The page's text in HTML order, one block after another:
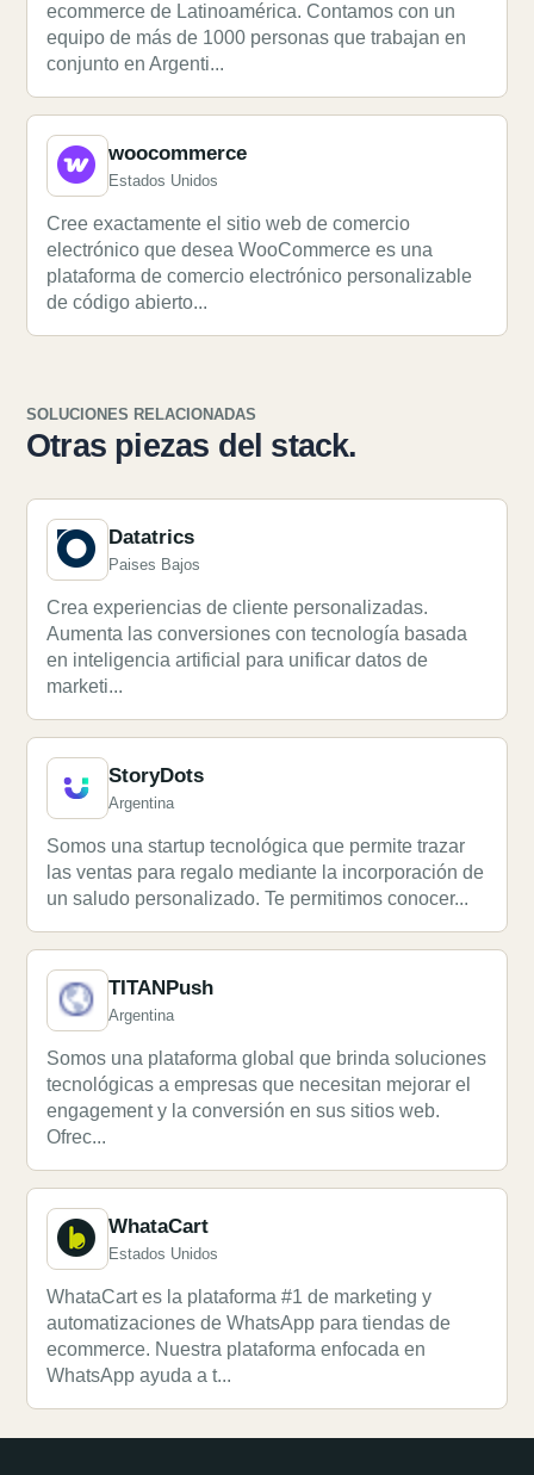
ecommerce de Latinoamérica. Contamos con un
equipo de más de 1000 personas que trabajan en
conjunto en Argenti...
woocommerce
Estados Unidos
Cree exactamente el sitio web de comercio
electrónico que desea WooCommerce es una
plataforma de comercio electrónico personalizable
de código abierto...
SOLUCIONES RELACIONADAS
Otras piezas del stack.
Datatrics
Paises Bajos
Crea experiencias de cliente personalizadas.
Aumenta las conversiones con tecnología basada
en inteligencia artificial para unificar datos de
marketi...
StoryDots
Argentina
Somos una startup tecnológica que permite trazar
las ventas para regalo mediante la incorporación de
un saludo personalizado. Te permitimos conocer...
TITANPush
Argentina
Somos una plataforma global que brinda soluciones
tecnológicas a empresas que necesitan mejorar el
engagement y la conversión en sus sitios web.
Ofrec...
WhataCart
Estados Unidos
WhataCart es la plataforma #1 de marketing y
automatizaciones de WhatsApp para tiendas de
ecommerce. Nuestra plataforma enfocada en
WhatsApp ayuda a t...